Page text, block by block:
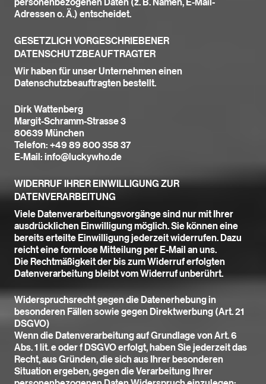
Adressen o. Ä.) entscheidet.
GESETZLICH VORGESCHRIEBENER
DATENSCHUTZBEAUFTRAGTER
Wir haben für unser Unternehmen einen
Datenschutzbeauftragten bestellt.
Dirk Wattenberg
Margit-Schramm-Strasse 3
80639 München
Telefon: +49 89 800 358 37
E-Mail: info@luckywho.de
WIDERRUF IHRER EINWILLIGUNG ZUR
DATENVERARBEITUNG
Viele Datenverarbeitungsvorgänge sind nur mit Ihrer
ausdrücklichen Einwilligung möglich. Sie können eine
bereits erteilte Einwilligung jederzeit widerrufen. Dazu
reicht eine formlose Mitteilung per E-Mail an uns.
Die Rechtmäßigkeit der bis zum Widerruf erfolgten
Datenverarbeitung bleibt vom Widerruf unberührt.
Widerspruchsrecht gegen die Datenerhebung in
besonderen Fällen sowie gegen Direktwerbung (Art. 21
DSGVO)
Wenn die Datenverarbeitung auf Grundlage von Art. 6
Abs. 1 lit. e oder f DSGVO erfolgt, haben Sie jederzeit das
Recht, aus Gründen, die sich aus Ihrer besonderen
Situation ergeben, gegen die Verarbeitung Ihrer